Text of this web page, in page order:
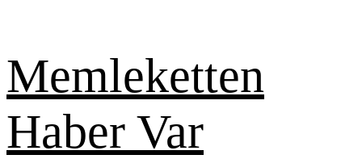
to
content
Memleketten
Haber Var